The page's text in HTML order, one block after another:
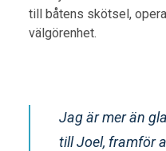
till båtens skötsel,
välgörenhet.
Jag är mer än
till Joel, framför